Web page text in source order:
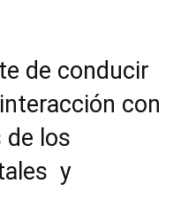
de conducir
con
los
y